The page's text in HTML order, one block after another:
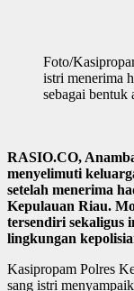
Foto/
istri menerima
sebagai bentuk
RASIO.CO,
menyelimuti
setelah menerima
Kepulauan Riau.
tersendiri sekaligus
lingkungan
Kasipropam Polres
sang istri